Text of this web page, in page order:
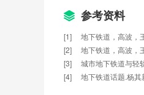
参考资料
[1]     地下铁道，高波
[2]     地下铁道，高波
[3]     城市地下铁道与
[4]     地下铁道话题.杨